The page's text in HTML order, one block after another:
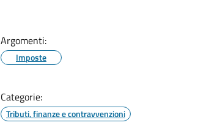
Argomenti:
Imposte
Categorie:
Tributi, finanze e contravvenzioni